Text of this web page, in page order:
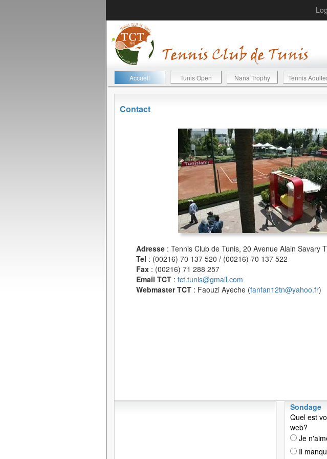
Accueil Tunis Open Nana Trophy Tennis
Contact
Adresse : Tennis Club de Tunis, 20 Avenue Alain Savary
Tel : (00216) 70 137 520 / (00216) 70 137 522
Fax : (00216) 71 288 257
Email TCT : tct.tunis@gmail.com
Webmaster TCT : Faouzi Ayeche (fanfan12tn@yahoo.fr)
Sondage
Quel est
web?
Je
Il